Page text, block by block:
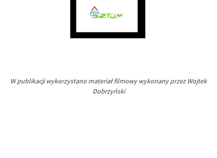
W publikacji wykorzystano materiał filmowy wykonany przez Wojtek
Dobrzyński